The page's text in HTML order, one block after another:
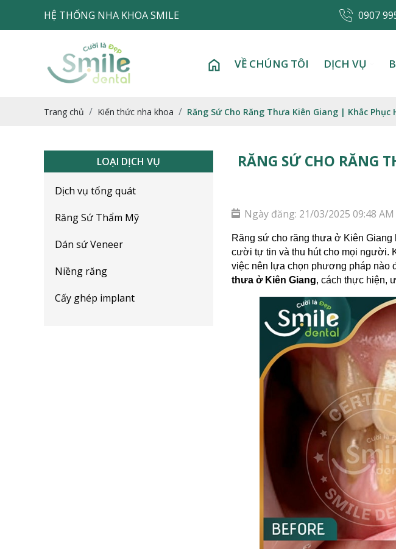
HỆ THỐNG NHA KHOA SMILE 0907
VỀ CHÚNG TÔI DỊCH VỤ
Trang chủ Kiến thức nha khoa Răng Sứ Cho Răng Thưa Kiên Giang | Khắc
LOẠI DỊCH VỤ
Dịch vụ tổng quát
Răng Sứ Thẩm Mỹ
Dán sứ Veneer
Niềng răng
Cấy ghép implant
RĂNG SỨ CHO RĂNG
Ngày đăng: 21/03/2025 09:48 AM
Răng sứ cho răng thưa ở Kiên
cười tự tin và thu hút cho mọi người.
việc nên lựa chọn phương pháp nào
thưa ở Kiên Giang, cách thực hiện,